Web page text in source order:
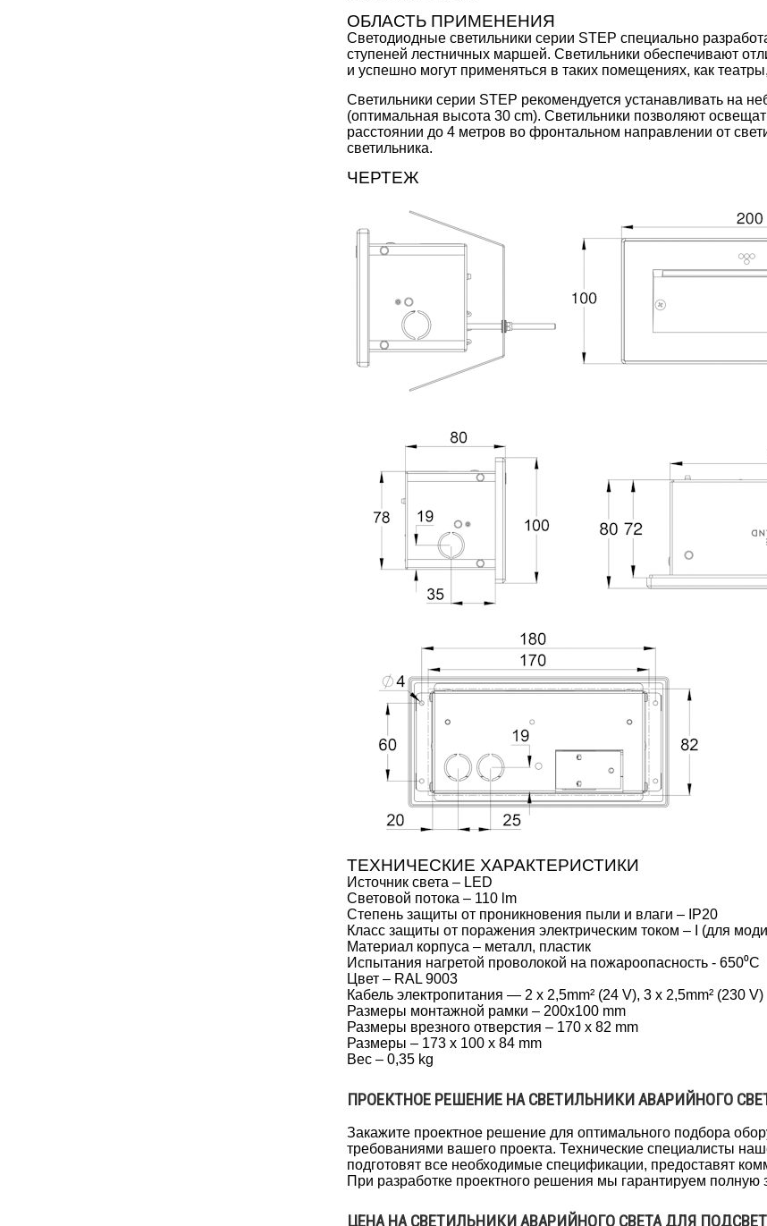
ОБЛАСТЬ ПРИМЕНЕНИЯ
Светодиодные светильники серии STEP специально
ступеней лестничных маршей. Светильники обеспечивают
и успешно могут применяться в таких помещениях, как
Светильники серии STEP рекомендуется устанавливать на
(оптимальная высота 30 cm). Светильники позволяют
расстоянии до 4 метров во фронтальном направлении от
светильника.
ЧЕРТЕЖ
ТЕХНИЧЕСКИЕ ХАРАКТЕРИСТИКИ
Источник света – LED
Световой потока – 110 lm
Степень защиты от проникновения пыли и влаги – IP20
Класс защиты от поражения электрическим током – I (для
Материал корпуса – металл, пластик
Испытания нагретой проволокой на пожароопасность - 650⁰C
Цвет – RAL 9003
Кабель электропитания — 2 x 2,5mm² (24 V), 3 x 2,5mm² (230 V)
Размеры монтажной рамки – 200х100 mm
Размеры врезного отверстия – 170 x 82 mm
Размеры – 173 х 100 х 84 mm
Вес – 0,35 kg
ПРОЕКТНОЕ РЕШЕНИЕ НА СВЕТИЛЬНИКИ АВАРИЙНОГО
Закажите проектное решение для оптимального подбора
требованиями вашего проекта. Технические специалисты
подготовят все необходимые спецификации, предоставят
При разработке проектного решения мы гарантируем
ЦЕНА НА СВЕТИЛЬНИКИ АВАРИЙНОГО СВЕТА ДЛЯ